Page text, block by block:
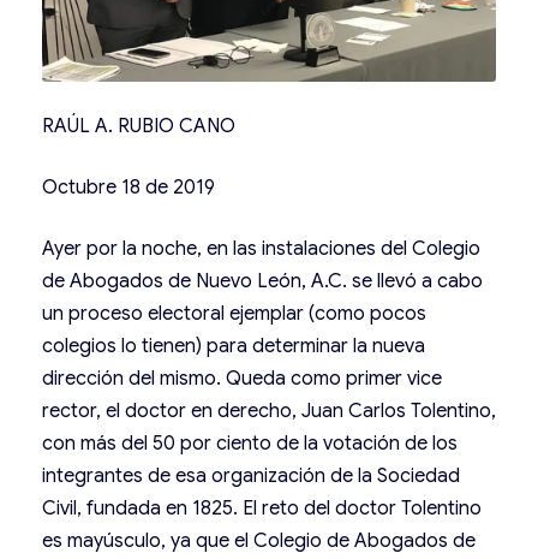
RAÚL A. RUBIO CANO
Octubre 18 de 2019
Ayer por la noche, en las instalaciones del Colegio
de Abogados de Nuevo León, A.C. se llevó a cabo
un proceso electoral ejemplar (como pocos
colegios lo tienen) para determinar la nueva
dirección del mismo. Queda como primer vice
rector, el doctor en derecho, Juan Carlos Tolentino,
con más del 50 por ciento de la votación de los
integrantes de esa organización de la Sociedad
Civil, fundada en 1825. El reto del doctor Tolentino
es mayúsculo, ya que el Colegio de Abogados de